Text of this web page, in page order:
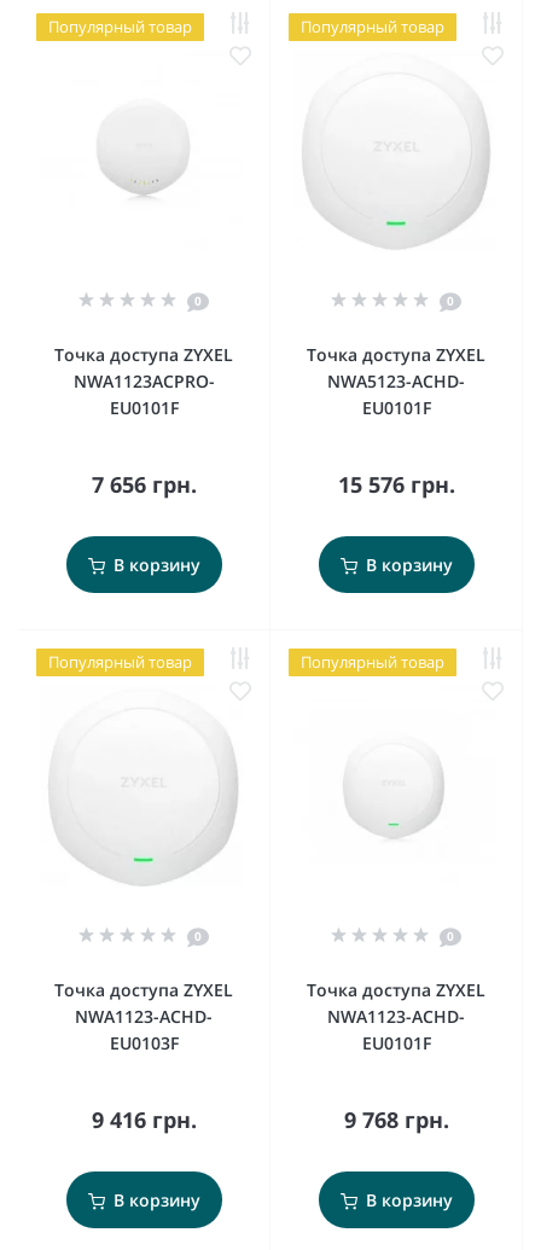
Популярный товар
0
Точка доступа ZYXEL
NWA1123ACPRO-
EU0101F
7 656 грн.
В корзину
Популярный товар
0
Точка доступа ZYXEL
NWA5123-ACHD-
EU0101F
15 576 грн.
В корзину
Популярный товар
0
Точка доступа ZYXEL
NWA1123-ACHD-
EU0103F
9 416 грн.
В корзину
Популярный товар
0
Точка доступа ZYXEL
NWA1123-ACHD-
EU0101F
9 768 грн.
В корзину